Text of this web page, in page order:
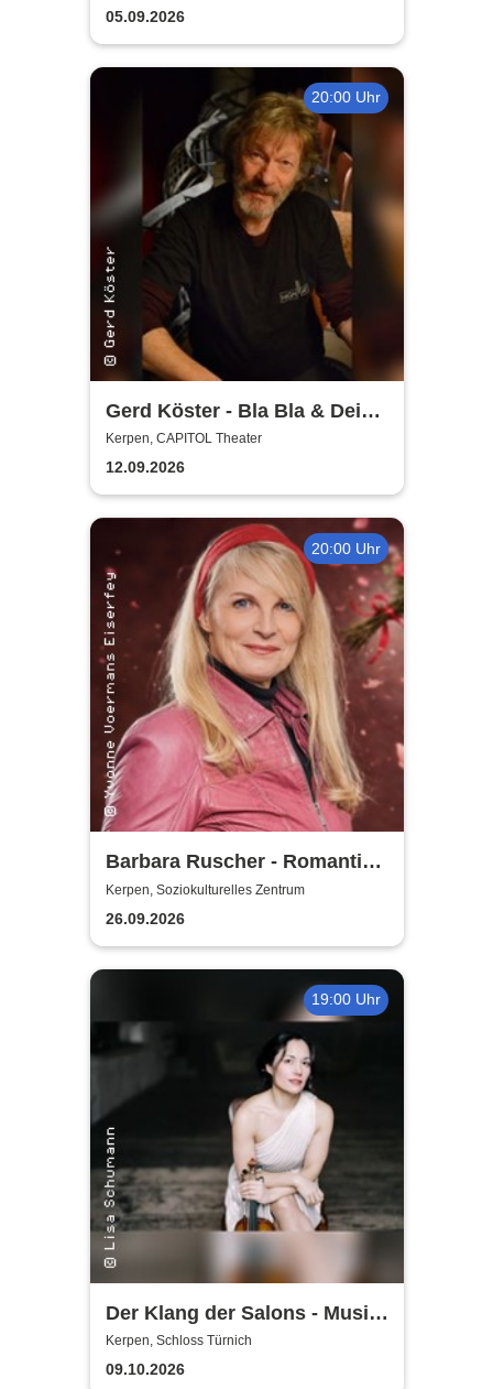
Planschemalöör, Paveier
05.09.2026
20:00 Uhr
Gerd Köster - Bla Bla & Dei
Dei
Kerpen, CAPITOL Theater
12.09.2026
20:00 Uhr
Barbara Ruscher - Romantik,
aber zack, zack!
Kerpen, Soziokulturelles Zentrum
26.09.2026
19:00 Uhr
Der Klang der Salons - Musik
und Gesellschaft bei Marcel
Proust
Kerpen, Schloss Türnich
09.10.2026